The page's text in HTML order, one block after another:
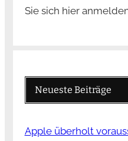
Sie sich hier
Neueste Beiträge
Apple überholt